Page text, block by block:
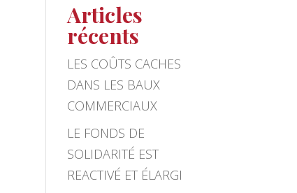
Articles
récents
LES COÛTS CACHES
DANS LES BAUX
COMMERCIAUX
LE FONDS DE
SOLIDARITÉ EST
REACTIVÉ ET ÉLARGI